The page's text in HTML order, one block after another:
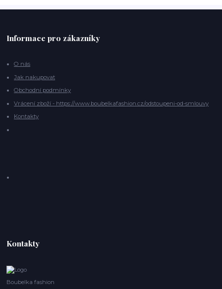
Informace pro zákazníky
O nás
Jak nakupovat
Obchodní podmínky
Vrácení zboží - https://www.boubelkafashion.cz/odstoupeni-od-smlouvy
Kontakty
Kontakty
Boubelka fashion